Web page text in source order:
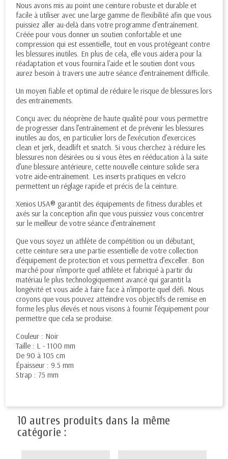
Nous avons mis au point une ceinture robuste et durable et
facile à utiliser avec une large gamme de flexibilité afin que vous
puissiez aller au-delà dans votre programme d’entraînement.
Créée pour vous donner un soutien confortable et une
compression qui est essentielle, tout en vous protégeant contre
les blessures inutiles. En plus de cela, elle vous aidera pour la
réadaptation et vous fournira l'aide et le soutien dont vous
aurez besoin à travers une autre séance d’entraînement difficile.
Un moyen fiable et optimal de réduire le risque de blessures lors
des entrainements.
Conçu avec du néoprène de haute qualité pour vous permettre
de progresser dans l’entraînement et de prévenir les blessures
inutiles au dos, en particulier lors de l’exécution d’exercices
clean et jerk, deadlift et snatch. Si vous cherchez à réduire les
blessures non désirées ou si vous êtes en rééducation à la suite
d’une blessure antérieure, cette nouvelle ceinture solide sera
votre aide-entraînement. Les inserts pratiques en velcro
permettent un réglage rapide et précis de la ceinture.
Xenios USA® garantit des équipements de fitness durables et
axés sur la conception afin que vous puissiez vous concentrer
sur le meilleur de votre séance d’entraînement
Que vous soyez un athlète de compétition ou un débutant,
cette ceinture sera une partie essentielle de votre collection
d’équipement de protection et vous permettra d’exceller. Bon
marché pour n’importe quel athlète et fabriqué à partir du
matériau le plus technologiquement avancé qui garantit la
longévité et vous aide à faire face à n’importe quel défi. Nous
croyons que vous pouvez atteindre vos objectifs de remise en
forme les plus élevés et nous visons à fournir l’équipement pour
permettre que cela se produise.
Couleur : Noir
Taille : L - 1100 mm
De 90 à 105 cm
Épaisseur : 9.5 mm
Strap : 75 mm
10 autres produits dans la même
catégorie :